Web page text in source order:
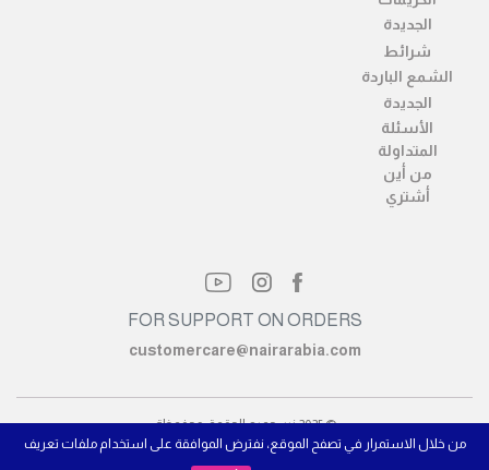
الجديدة
شرائط
الشمع الباردة
الجديدة
الأسئلة
المتداولة
من أين
أشتري
FOR SUPPORT ON ORDERS
customercare@nairarabia.com
© 2025 نير. جميع الحقوق محفوظة.
من خلال الاستمرار في تصفح الموقع، نفترض الموافقة على استخدام ملفات تعريف